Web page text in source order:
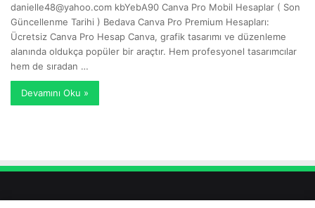
danielle48@yahoo.com kbYebA90 Canva Pro Mobil Hesaplar ( Son
Güncellenme Tarihi ) Bedava Canva Pro Premium Hesapları:
Ücretsiz Canva Pro Hesap Canva, grafik tasarımı ve düzenleme
alanında oldukça popüler bir araçtır. Hem profesyonel tasarımcılar
hem de sıradan …
Devamını Oku »